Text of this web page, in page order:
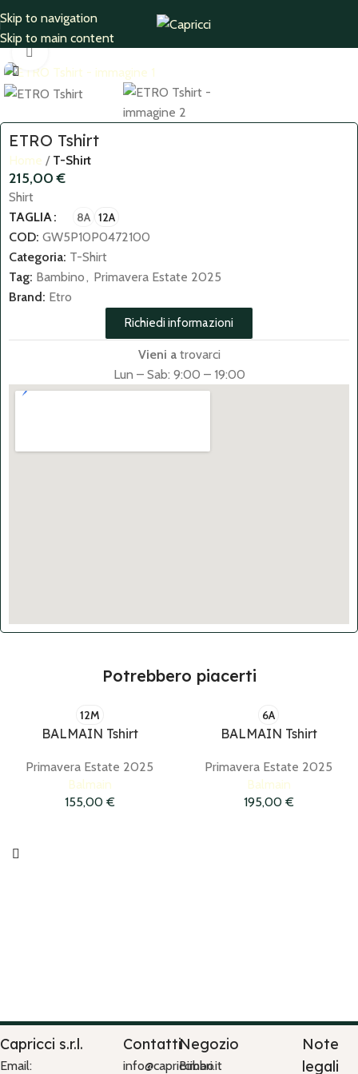
Skip to navigation
Skip to main content
Home T-Shirt
Click to enlarge
ETRO Tshirt
Home T-Shirt
215,00€
Shirt
TAGLIA
8A 12A
COD: GW5P10P0472100
Categoria: T-Shirt
Tag: Bambino, Primavera Estate 2025
Brand: Etro
Richiedi informazioni
Vieni atrovarci
Lun – Sab: 9:00 – 19:00
Potrebbero piacerti
12M
BALMAIN Tshirt
Primavera Estate 2025
Balmain
155,00 €
6A
BALMAIN Tshirt
Primavera Estate 2025
Balmain
195,00 €
Capricci s.r.l.
Email:
Contatti
info@capriccibari.it
Negozio
Bimbo
Note
legali